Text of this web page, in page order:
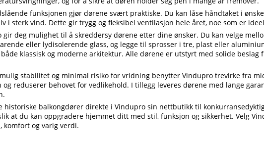
funksjonen gjør dørene svært praktiske. Du kan låse håndtaket i
i sterk vind. Dette gir trygg og fleksibel ventilasjon hele året, noe som er
gir deg mulighet til å skreddersy dørene etter dine ønsker. Du kan velge
eller lydisolerende glass, og legge til sprosser i tre, plast eller
klassisk og moderne arkitektur. Alle dørene er utstyrt med solide beslag
stabilitet og minimal risiko for vridning benytter Vindupro trevirke fra
og reduserer behovet for vedlikehold. I tillegg leveres dørene med lange
historiske balkongdører direkte i Vindupro sin nettbutikk til
at du kan oppgradere hjemmet ditt med stil, funksjon og sikkerhet. Velg
komfort og varig verdi.